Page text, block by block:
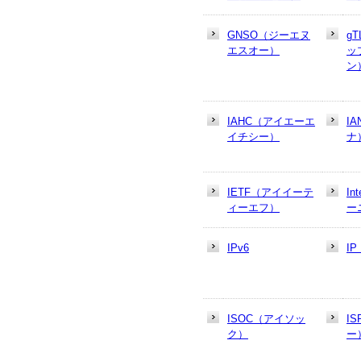
GNSO（ジーエヌ
エスオー）
ッ
ン
IAHC（アイエーエ
イチシー）
ナ
IETF（アイイーテ
ィーエフ）
ー
IPv6
ISOC（アイソッ
ク）
ー